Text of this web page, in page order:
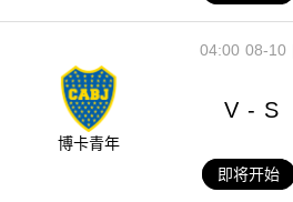
08-10
04:00
博卡青年
V - S
即将开始